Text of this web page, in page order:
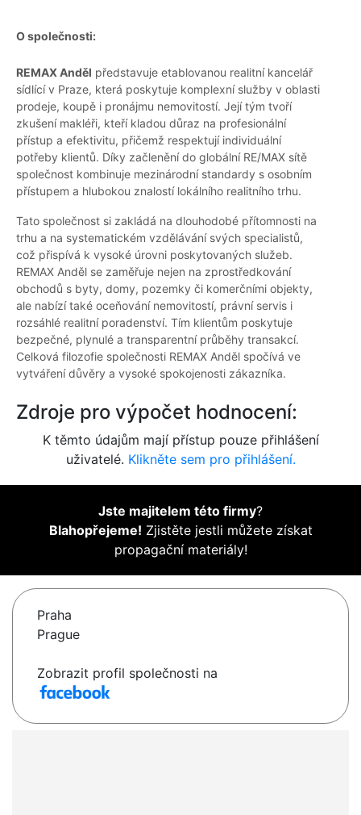
O společnosti:
REMAX Anděl představuje etablovanou realitní kancelář
sídlící v Praze, která poskytuje komplexní služby v oblasti
prodeje, koupě i pronájmu nemovitostí. Její tým tvoří
zkušení makléři, kteří kladou důraz na profesionální
přístup a efektivitu, přičemž respektují individuální
potřeby klientů. Díky začlenění do globální RE/MAX sítě
společnost kombinuje mezinárodní standardy s osobním
přístupem a hlubokou znalostí lokálního realitního trhu.
Tato společnost si zakládá na dlouhodobé přítomnosti na
trhu a na systematickém vzdělávání svých specialistů,
což přispívá k vysoké úrovni poskytovaných služeb.
REMAX Anděl se zaměřuje nejen na zprostředkování
obchodů s byty, domy, pozemky či komerčními objekty,
ale nabízí také oceňování nemovitostí, právní servis i
rozsáhlé realitní poradenství. Tím klientům poskytuje
bezpečné, plynulé a transparentní průběhy transakcí.
Celková filozofie společnosti REMAX Anděl spočívá ve
vytváření důvěry a vysoké spokojenosti zákazníka.
Zdroje pro výpočet hodnocení:
K těmto údajům mají přístup pouze přihlášení
uživatelé. Klikněte sem pro přihlášení.
Jste majitelem této firmy?
Blahopřejeme! Zjistěte jestli můžete získat
propagační materiály!
Praha
Prague
Zobrazit profil společnosti na